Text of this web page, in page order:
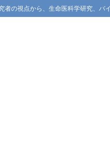
の視点から、生命医科学研究、バ